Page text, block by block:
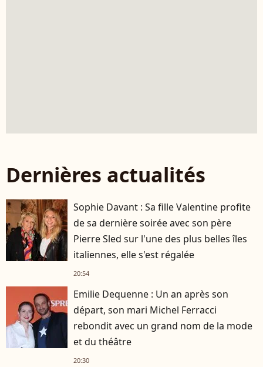
Dernières actualités
Sophie Davant : Sa fille Valentine profite
de sa dernière soirée avec son père
Pierre Sled sur l'une des plus belles îles
italiennes, elle s'est régalée
20:54
Emilie Dequenne : Un an après son
départ, son mari Michel Ferracci
rebondit avec un grand nom de la mode
et du théâtre
20:30